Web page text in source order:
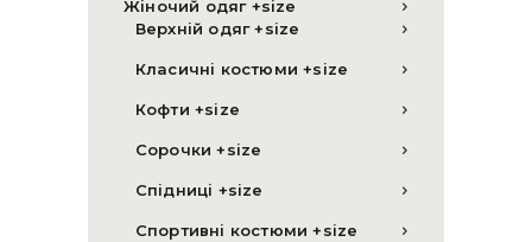
Жіночий одяг +size
Верхній одяг +size
Класичні костюми +size
Кофти +size
Сорочки +size
Спідниці +size
Спортивні костюми +size